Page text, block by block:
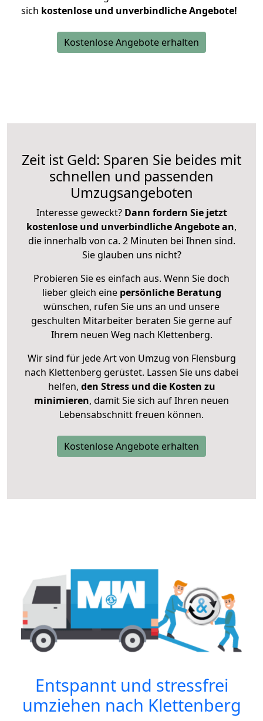
sich kostenlose und unverbindliche Angebote!
Kostenlose Angebote erhalten
Zeit ist Geld: Sparen Sie beides mit
schnellen und passenden
Umzugsangeboten
Interesse geweckt? Dann fordern Sie jetzt
kostenlose und unverbindliche Angebote an,
die innerhalb von ca. 2 Minuten bei Ihnen sind.
Sie glauben uns nicht?
Probieren Sie es einfach aus. Wenn Sie doch
lieber gleich eine persönliche Beratung
wünschen, rufen Sie uns an und unsere
geschulten Mitarbeiter beraten Sie gerne auf
Ihrem neuen Weg nach Klettenberg.
Wir sind für jede Art von Umzug von Flensburg
nach Klettenberg gerüstet. Lassen Sie uns dabei
helfen, den Stress und die Kosten zu
minimieren, damit Sie sich auf Ihren neuen
Lebensabschnitt freuen können.
Kostenlose Angebote erhalten
Entspannt und stressfrei
umziehen nach Klettenberg